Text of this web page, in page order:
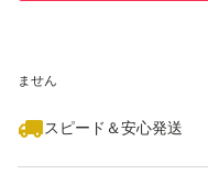
ません
スピード＆安心発送